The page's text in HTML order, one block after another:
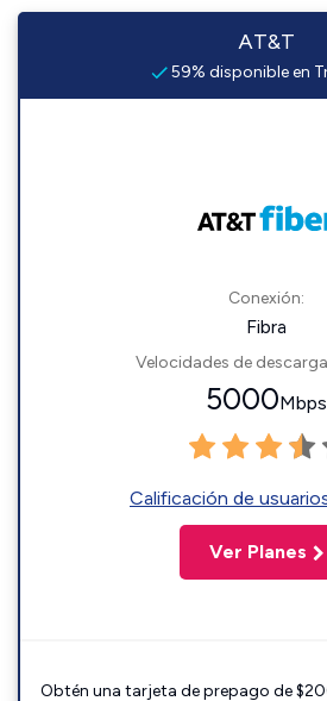
AT&T
59% disponible en
Conexión:
Fibra
Velocidades de
5000Mbps
Calificación de
Ver Planes
Obtén una tarjeta de prepago de